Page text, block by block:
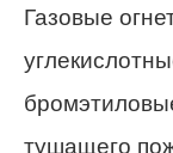
Газовые
тушащего